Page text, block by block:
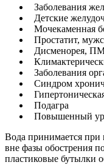
Заболевания
Детские
Мочекаменная
Простатит,
Дисменорея,
Заболевания
Синдром
Подагра
Повышенный
Вода принимается при
вне фазы обострения
пластиковые бутылки